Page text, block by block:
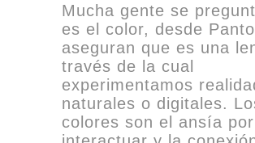
Mucha gente se
es el color, desde
aseguran que es una
través de la cual
experimentamos
naturales o digitales.
colores son el ansía por